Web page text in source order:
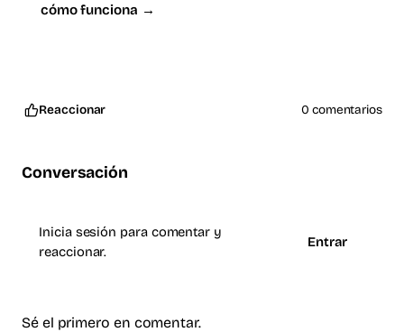
cómo funciona →
Reaccionar 0 comentarios
Conversación
Inicia sesión para comentar y
reaccionar.
Entrar
Sé el primero en comentar.